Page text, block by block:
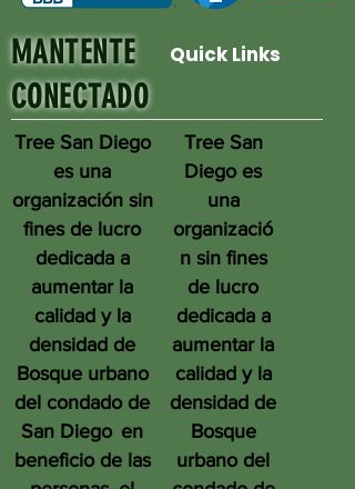
MANTENTE
CONECTADO
Quick Links
Tree San Diego
es una
organización sin
fines de lucro
dedicada a
aumentar la
calidad y la
densidad de
Bosque urbano
del condado de
San Diego en
beneficio de las
Tree San
Diego es
una
organizació
n sin fines
de lucro
dedicada a
aumentar la
calidad y la
densidad de
Bosque
urbano del